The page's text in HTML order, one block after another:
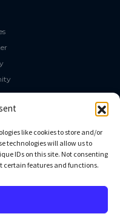
like cookies to store and/or
technologies will allow us to
IDs on this site. Not consenting
certain features and functions.